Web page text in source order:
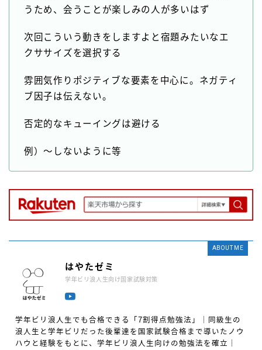
うため、会うことが楽しみの人が多いはず
次回こういう動きをしますよと宿題みたいなエ
クササイズを選択する
雰囲気作りポジティブな要素を中心に。ネガティ
ブ因子は伝えない。
否定的なキューイングは避ける
例）〜しないように等
ABOUT ME
はやたゼミ
学年ビリ浪人生向け国家試験対策
学年ビリ浪人生でも合格できる「7割得点勉強法」｜同級生の
浪人生と学年ビリだった後輩達を国家試験合格まで導いたノウ
ハウと経験をもとに、学年ビリ浪人生向けの勉強法を確立｜